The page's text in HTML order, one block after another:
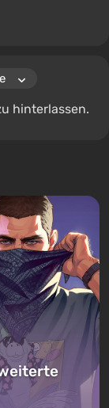
hinterlassen.